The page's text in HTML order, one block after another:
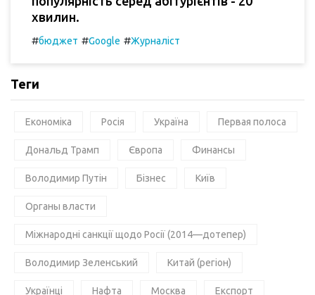
хвилин.
#бюджет #Google #Журналіст
Теги
Економіка Росія Україна Первая полоса
Дональд Трамп Європа Финансы
Володимир Путін Бізнес Київ
Органы власти
Міжнародні санкції щодо Росії (2014—дотепер)
Володимир Зеленський Китай (регіон)
Українці Нафта Москва Експорт